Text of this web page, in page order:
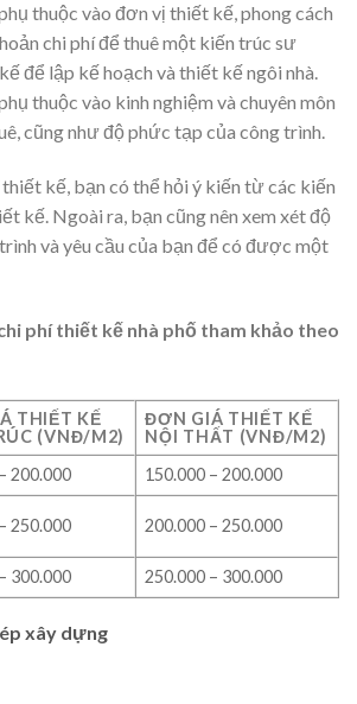
thuộc vào đơn vị thiết kế, phong cách
chi phí để thuê một kiến trúc sư
để lập kế hoạch và thiết kế ngôi nhà.
thuộc vào kinh nghiệm và chuyên môn
cũng như độ phức tạp của công trình.
kế, bạn có thể hỏi ý kiến từ các kiến
kế. Ngoài ra, bạn cũng nên xem xét độ
và yêu cầu của bạn để có được một
phí thiết kế nhà phố tham khảo theo
THIẾT KẾ
(VNĐ/M2)
ĐƠN GIÁ THIẾT KẾ
NỘI THẤT (VNĐ/M2)
200.000
150.000 – 200.000
250.000 200.000 – 250.000
300.000 250.000 – 300.000
xây dựng